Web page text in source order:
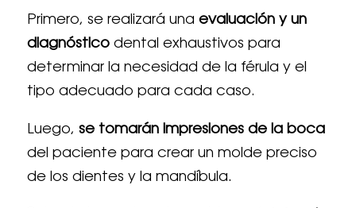
Primero, se realizará una evaluación y un
diagnósticodental exhaustivos para
determinar la necesidad de la férula y el
tipo adecuado para cada caso.
Luego, se tomarán impresiones de la boca
del paciente para crear un molde preciso
de los dientes y la mandíbula.